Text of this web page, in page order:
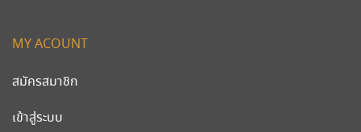
MY ACOUNT
สมัครสมาชิก
เข้าสู่ระบบ